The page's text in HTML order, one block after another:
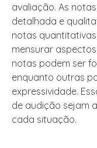
avaliação. As
detalhada e
notas
mensurar
notas podem ser
enquanto outras
expressividade.
de audição sejam
cada situação.